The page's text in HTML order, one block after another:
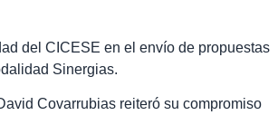
del CICESE en el envío de propuestas
Sinergias.
Covarrubias reiteró su compromiso